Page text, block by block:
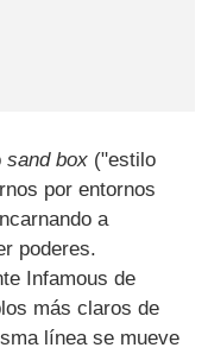
sand box ("estilo
por entornos
a
poderes.
Infamous de
más claros de
línea se mueve